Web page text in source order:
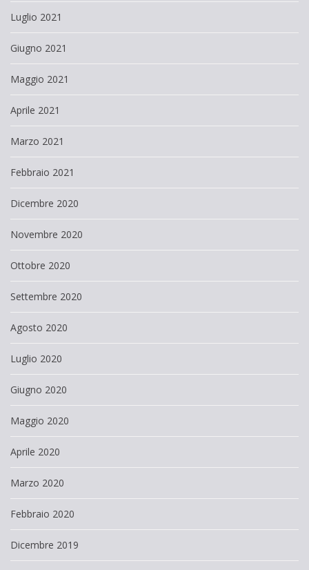
Luglio 2021
Giugno 2021
Maggio 2021
Aprile 2021
Marzo 2021
Febbraio 2021
Dicembre 2020
Novembre 2020
Ottobre 2020
Settembre 2020
Agosto 2020
Luglio 2020
Giugno 2020
Maggio 2020
Aprile 2020
Marzo 2020
Febbraio 2020
Dicembre 2019